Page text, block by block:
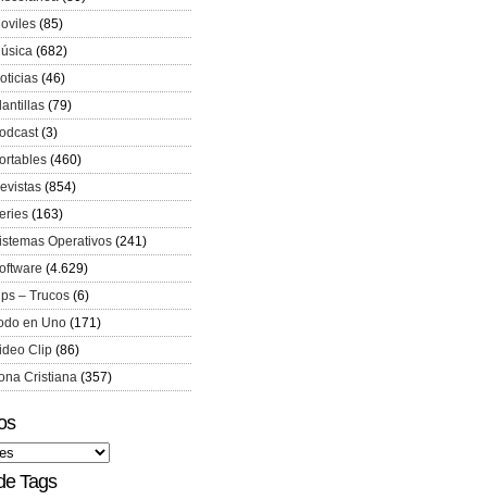
(85)
(682)
(46)
(79)
(3)
(460)
(854)
(163)
Operativos (241)
(4.629)
– Trucos (6)
en Uno (171)
Clip (86)
Cristiana (357)
Tags